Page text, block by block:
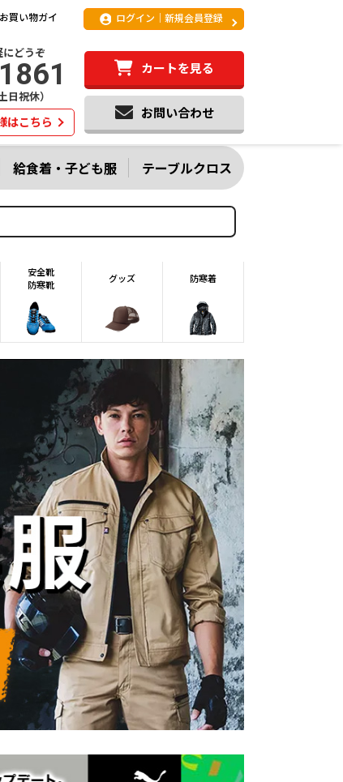
お買い物ガイ
ログイン｜新規会員登録
どうぞ
祝休）
はこちら
カートを見る
お問い合わせ
給食着・子ども服 テーブルクロス
安全靴
防寒靴
グッズ 防寒着